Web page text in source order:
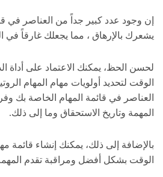
إن وجود عدد كبير جداً من العناصر في
يشعرك بالإرهاق ، مما يجعلك غارقاً في
لحسن الحظ، يمكنك الاعتماد على أداة
الوقت لتحديد أولويات مهام المهام
العناصر في قائمة المهام الخاصة بك
المهمة وتاريخ الاستحقاق وما إلى ذلك.
بالإضافة إلى ذلك، يمكنك إنشاء قائمة
الوقت بشكل أفضل ومراقبة تقدم